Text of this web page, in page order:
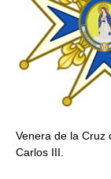
Venera de la Cruz
Carlos III.